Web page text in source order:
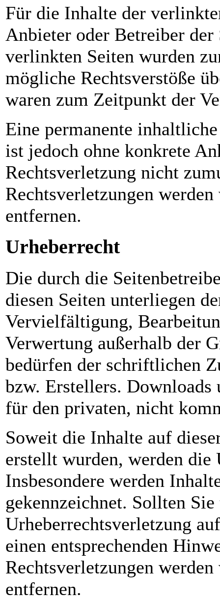
Für die Inhalte der
Anbieter oder Betreiber
verlinkten Seiten wurden
mögliche Rechtsverstöße
waren zum Zeitpunkt der
Eine permanente
ist jedoch ohne konkrete
Rechtsverletzung nicht
Rechtsverletzungen
entfernen.
Urheberrecht
Die durch die
diesen Seiten unterliegen
Vervielfältigung,
Verwertung außerhalb der
bedürfen der schriftlichen
bzw. Erstellers. Downloads
für den privaten, nicht
Soweit die Inhalte auf
erstellt wurden, werden die
Insbesondere werden
gekennzeichnet. Sollten
Urheberrechtsverletzung
einen entsprechenden
Rechtsverletzungen
entfernen.